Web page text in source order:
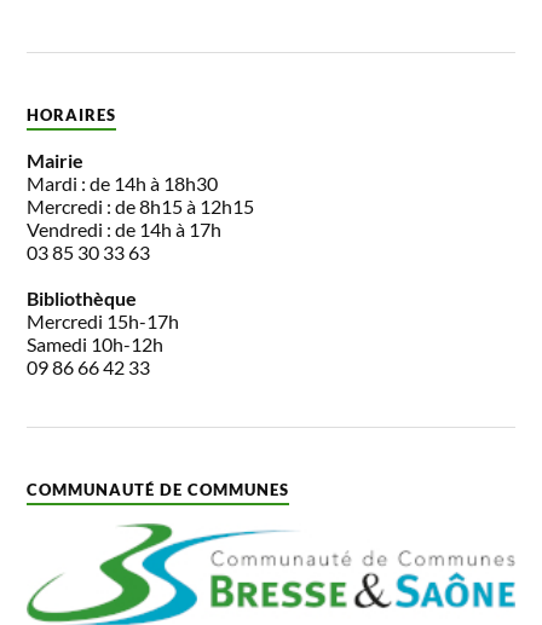
HORAIRES
Mairie
Mardi : de 14h à 18h30
Mercredi : de 8h15 à 12h15
Vendredi : de 14h à 17h
03 85 30 33 63
Bibliothèque
Mercredi 15h-17h
Samedi 10h-12h
09 86 66 42 33
COMMUNAUTÉ DE COMMUNES